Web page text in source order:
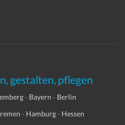
gestalten, pflegen
- Bayern - Berlin
- Hamburg- Hessen